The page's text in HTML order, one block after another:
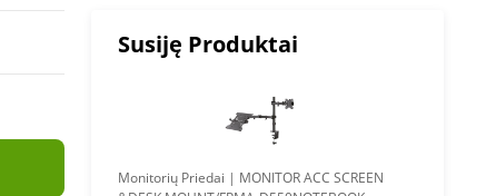
Susiję Produktai
Monitorių Priedai | MONITOR ACC SCREEN